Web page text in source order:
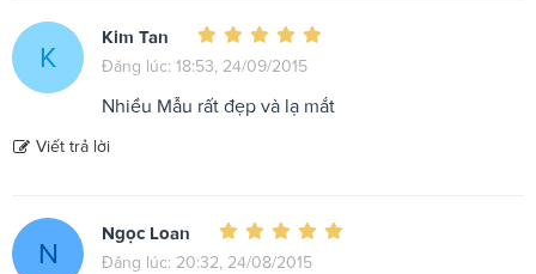
K
Kim Tan
Đăng lúc: 18:53, 24/09/2015
Nhiều Mẫu rất đẹp và lạ mắt
Viết trả lời
N
Ngọc Loan
Đăng lúc: 20:32, 24/08/2015